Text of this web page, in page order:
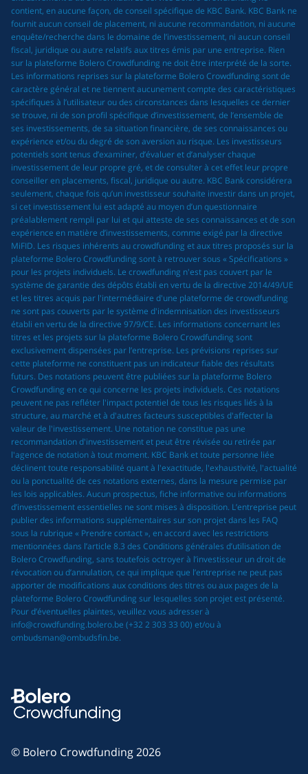
contient, en aucune façon, de conseil spécifique de KBC Bank. KBC Bank ne
fournit aucun conseil de placement, ni aucune recommandation, ni aucune
enquête/recherche dans le domaine de l’investissement, ni aucun conseil
fiscal, juridique ou autre relatifs aux titres émis par une entreprise. Rien
sur la plateforme Bolero Crowdfunding ne doit être interprété de la sorte.
Les informations reprises sur la plateforme Bolero Crowdfunding sont de
caractère général et ne tiennent aucunement compte des caractéristiques
spécifiques à l’utilisateur ou des circonstances dans lesquelles ce dernier
se trouve, ni de son profil spécifique d’investissement, de l’ensemble de
ses investissements, de sa situation financière, de ses connaissances ou
expérience et/ou du degré de son aversion au risque. Les investisseurs
potentiels sont tenus d’examiner, d’évaluer et d’analyser chaque
investissement de leur propre gré, et de consulter à cet effet leur propre
conseiller en placements, fiscal, juridique ou autre. KBC Bank considérera
seulement, chaque fois qu’un investisseur souhaite investir dans un projet,
si cet investissement lui est adapté au moyen d’un questionnaire
préalablement rempli par lui et qui atteste de ses connaissances et de son
expérience en matière d’investissements, comme exigé par la directive
MiFID. Les risques inhérents au crowdfunding et aux titres proposés sur la
plateforme Bolero Crowdfunding sont à retrouver sous « Spécifications »
pour les projets individuels. Le crowdfunding n'est pas couvert par le
système de garantie des dépôts établi en vertu de la directive 2014/49/UE
et les titres acquis par l'intermédiaire d'une plateforme de crowdfunding
ne sont pas couverts par le système d'indemnisation des investisseurs
établi en vertu de la directive 97/9/CE. Les informations concernant les
titres et les projets sur la plateforme Bolero Crowdfunding sont
exclusivement dispensées par l’entreprise. Les prévisions reprises sur
cette plateforme ne constituent pas un indicateur fiable des résultats
futurs. Des notations peuvent être publiées sur la plateforme Bolero
Crowdfunding en ce qui concerne les projets individuels. Ces notations
peuvent ne pas refléter l'impact potentiel de tous les risques liés à la
structure, au marché et à d'autres facteurs susceptibles d'affecter la
valeur de l'investissement. Une notation ne constitue pas une
recommandation d'investissement et peut être révisée ou retirée par
l'agence de notation à tout moment. KBC Bank et toute personne liée
déclinent toute responsabilité quant à l'exactitude, l'exhaustivité, l'actualité
ou la ponctualité de ces notations externes, dans la mesure permise par
les lois applicables. Aucun prospectus, fiche informative ou informations
d’investissement essentielles ne sont mises à disposition. L’entreprise peut
publier des informations supplémentaires sur son projet dans les FAQ
sous la rubrique « Prendre contact », en accord avec les restrictions
mentionnées dans l’article 8.3 des Conditions générales d’utilisation de
Bolero Crowdfunding, sans toutefois octroyer à l’investisseur un droit de
révocation ou d’annulation, ce qui implique que l’entreprise ne peut pas
apporter de modifications aux conditions des titres ou aux pages de la
plateforme Bolero Crowdfunding sur lesquelles son projet est présenté.
Pour d’éventuelles plaintes, veuillez vous adresser à
info@crowdfunding.bolero.be (+32 2 303 33 00) et/ou à
ombudsman@ombudsfin.be.
© Bolero Crowdfunding 2026